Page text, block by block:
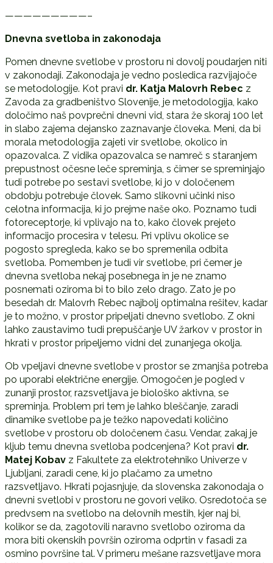
—————————–
Dnevna svetloba in zakonodaja
Pomen dnevne svetlobe v prostoru ni dovolj poudarjen niti
v zakonodaji. Zakonodaja je vedno posledica razvijajoče
se metodologije. Kot pravi dr. Katja Malovrh Rebec z
Zavoda za gradbeništvo Slovenije, je metodologija, kako
določimo naš povprečni dnevni vid, stara že skoraj 100 let
in slabo zajema dejansko zaznavanje človeka. Meni, da bi
morala metodologija zajeti vir svetlobe, okolico in
opazovalca. Z vidika opazovalca se namreč s staranjem
prepustnost očesne leče spreminja, s čimer se spreminjajo
tudi potrebe po sestavi svetlobe, ki jo v določenem
obdobju potrebuje človek. Samo slikovni učinki niso
celotna informacija, ki jo prejme naše oko. Poznamo tudi
fotoreceptorje, ki vplivajo na to, kako človek prejeto
informacijo procesira v telesu. Pri vplivu okolice se
pogosto spregleda, kako se bo spremenila odbita
svetloba. Pomemben je tudi vir svetlobe, pri čemer je
dnevna svetloba nekaj posebnega in je ne znamo
posnemati oziroma bi to bilo zelo drago. Zato je po
besedah dr. Malovrh Rebec najbolj optimalna rešitev, kadar
je to možno, v prostor pripeljati dnevno svetlobo. Z okni
lahko zaustavimo tudi prepuščanje UV žarkov v prostor in
hkrati v prostor pripeljemo vidni del zunanjega okolja.
Ob vpeljavi dnevne svetlobe v prostor se zmanjša potreba
po uporabi električne energije. Omogočen je pogled v
zunanji prostor, razsvetljava je biološko aktivna, se
spreminja. Problem pri tem je lahko bleščanje, zaradi
dinamike svetlobe pa je težko napovedati količino
svetlobe v prostoru ob določenem času. Vendar, zakaj je
kljub temu dnevna svetloba podcenjena? Kot pravi dr.
Matej Kobavz Fakultete za elektrotehniko Univerze v
Ljubljani, zaradi cene, ki jo plačamo za umetno
razsvetljavo. Hkrati pojasnjuje, da slovenska zakonodaja o
dnevni svetlobi v prostoru ne govori veliko. Osredotoča se
predvsem na svetlobo na delovnih mestih, kjer naj bi,
kolikor se da, zagotovili naravno svetlobo oziroma da
mora biti okenskih površin oziroma odprtin v fasadi za
osmino površine tal. V primeru mešane razsvetljave mora